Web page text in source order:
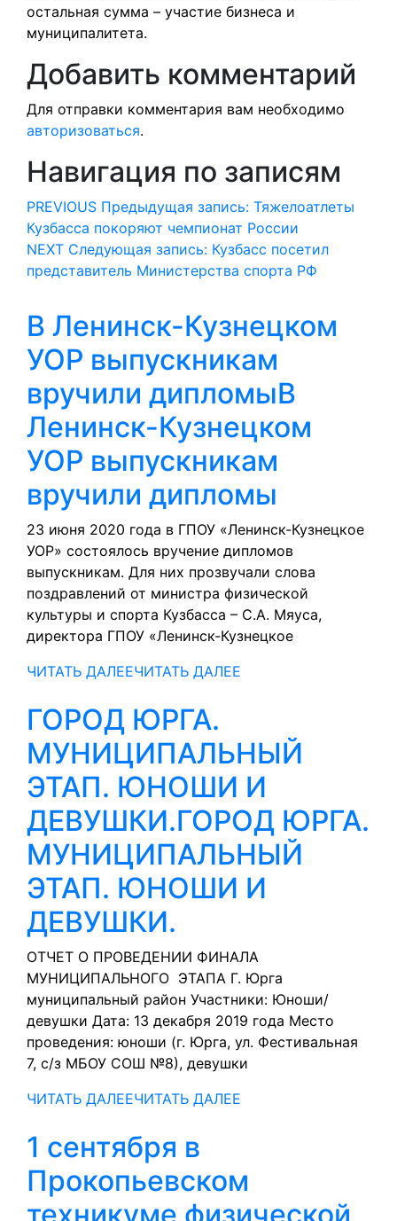
остальная сумма – участие бизнеса и
муниципалитета.
Добавить комментарий
Для отправки комментария вам необходимо
авторизоваться.
Навигация по записям
PREVIOUS Предыдущая запись: Тяжелоатлеты
Кузбасса покоряют чемпионат России
NEXT Следующая запись: Кузбасс посетил
представитель Министерства спорта РФ
В Ленинск-Кузнецком
УОР выпускникам
вручили дипломыВ
Ленинск-Кузнецком
УОР выпускникам
вручили дипломы
23 июня 2020 года в ГПОУ «Ленинск-Кузнецкое
УОР» состоялось вручение дипломов
выпускникам. Для них прозвучали слова
поздравлений от министра физической
культуры и спорта Кузбасса – С.А. Мяуса,
директора ГПОУ «Ленинск-Кузнецкое
ЧИТАТЬ ДАЛЕЕЧИТАТЬ ДАЛЕЕ
ГОРОД ЮРГА.
МУНИЦИПАЛЬНЫЙ
ЭТАП. ЮНОШИ И
ДЕВУШКИ.ГОРОД ЮРГА.
МУНИЦИПАЛЬНЫЙ
ЭТАП. ЮНОШИ И
ДЕВУШКИ.
ОТЧЕТ О ПРОВЕДЕНИИ ФИНАЛА
МУНИЦИПАЛЬНОГО ЭТАПА Г. Юрга
муниципальный район Участники: Юноши/
девушки Дата: 13 декабря 2019 года Место
проведения: юноши (г. Юрга, ул. Фестивальная
7, с/з МБОУ СОШ №8), девушки
ЧИТАТЬ ДАЛЕЕЧИТАТЬ ДАЛЕЕ
1 сентября в
Прокопьевском
техникуме физической